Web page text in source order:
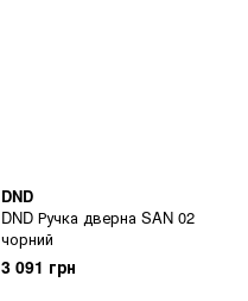
DND
DND Ручка дверна SAN 02
чорний
3 091 грн